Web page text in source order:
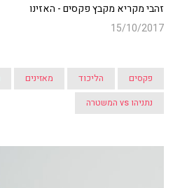
זהבי מקריא מקבץ פקסים - האזינו
15/10/2017
פקסים הליכוד מאזינים
נתניהו vs המשטרה